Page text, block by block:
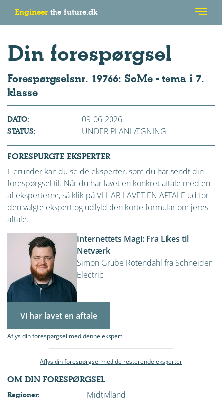
Engineer the future.dk
Din forespørgsel
Forespørgselsnr. 19766: SoMe - tema i 7.
klasse
DATO: 09-06-2026
STATUS: UNDER PLANLÆGNING
FORESPURGTE EKSPERTER
Herunder kan du se de eksperter, som du har sendt din
forespørgsel til. Når du har lavet en konkret aftale med en
af eksperterne, så klik på VI HAR LAVET EN AFTALE ud for
den valgte ekspert og udfyld den korte formular om jeres
aftale.
Internettets Magi: Fra Likes til
Netværk
Simon Grube Rotendahl fra Schneider
Electric
Vi har lavet en aftale
Aflys din forespørgsel med denne ekspert
Aflys din forespørgsel med de resterende eksperter
OM DIN FORESPØRGSEL
Regioner: Midtjylland